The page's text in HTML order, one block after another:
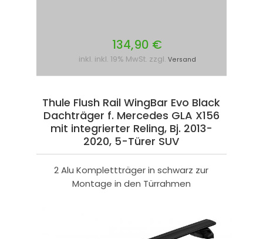
134,90 €
inkl. inkl. 19% MwSt. zzgl. Versand
Thule Flush Rail WingBar Evo Black
Dachträger f. Mercedes GLA X156
mit integrierter Reling, Bj. 2013-
2020, 5-Türer SUV
2 Alu Komplettträger in schwarz zur
Montage in den Türrahmen